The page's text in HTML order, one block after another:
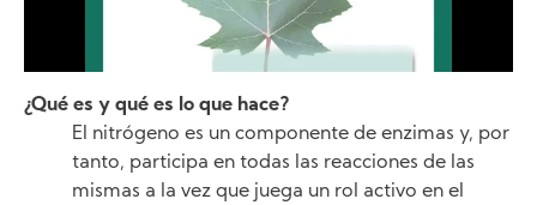
¿Qué es y qué es lo que hace?
El nitrógeno es un componente de enzimas y, por
tanto, participa en todas las reacciones de las
mismas a la vez que juega un rol activo en el